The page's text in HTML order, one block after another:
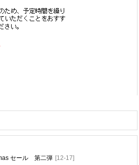
セール 第二弾 [12-17]